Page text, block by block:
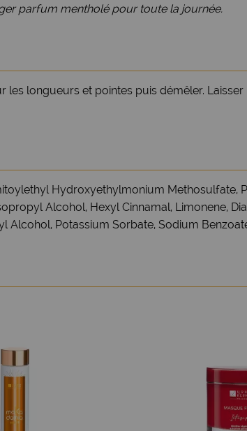
parfum mentholé pour toute la journée.
longueurs et pointes puis démêler.
Hydroxyethylmonium Methosulfate,
Alcohol, Hexyl Cinnamal, Limonene,
Alcohol, Potassium Sorbate, Sodium